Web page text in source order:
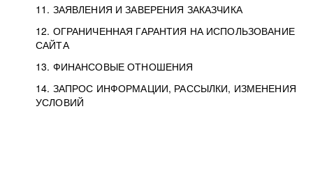
11. ЗАЯВЛЕНИЯ И ЗАВЕРЕНИЯ ЗАКАЗЧИКА
12. ОГРАНИЧЕННАЯ ГАРАНТИЯ НА ИСПОЛЬЗОВАНИЕ
САЙТА
13. ФИНАНСОВЫЕ ОТНОШЕНИЯ
14. ЗАПРОС ИНФОРМАЦИИ, РАССЫЛКИ, ИЗМЕНЕНИЯ
УСЛОВИЙ